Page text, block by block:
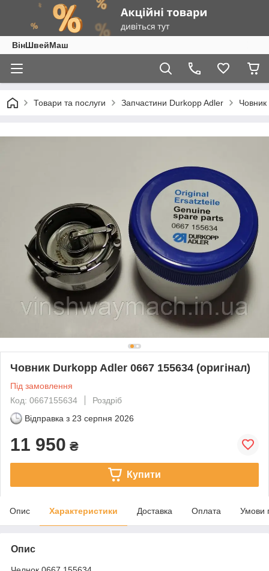
ВінШвейМаш
Товари та послуги Запчастини Durkopp Adler
Човник Durkopp Adler 0667 155634 (оригінал)
Під замовлення
Код: 0667155634
Роздріб
Відправка з 23 серпня 2026
11 950 ₴
Купити
Опис Характеристики Доставка Оплата Умови
Опис